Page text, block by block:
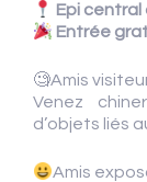
Epi central
Entrée
🧐Amis
Venez
d’objets liés
Amis